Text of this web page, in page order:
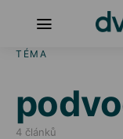
TÉMA
4 článků